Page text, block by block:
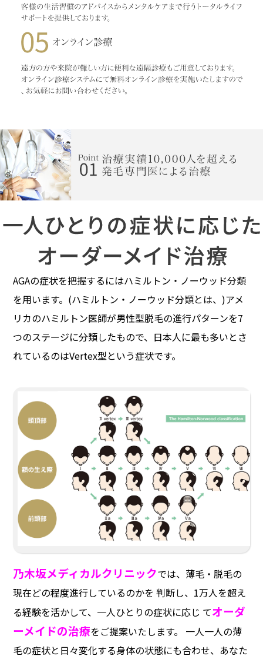
AGAの症状を把握するにはハミルトン・ノーウッド分類
を用います。 (ハミルトン・ノーウッド分類とは、)アメ
リカのハミルトン医師が男性型脱毛の進行パターンを7
つのステージに分類したもので、日本人に最も多いとさ
れているのはVertex型という症状です。
乃木坂メディカルクリニックでは、薄毛・脱毛の
現在どの程度進行しているのかを 判断し、 1万人を超え
る経験を活かして、一人ひとりの症状に応じ てオーダ
ーメイドの治療をご提案いたします。 一人一人の薄
毛の症状と日々変化する身体の状態にも合わせ、 あなた